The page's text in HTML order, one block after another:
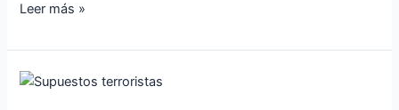
Leer más »
Fuerzas